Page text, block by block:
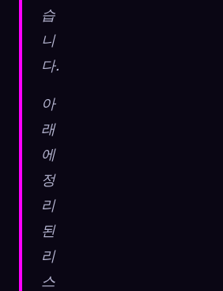
습
니
다.
아
래
에
정
리
된
리
스